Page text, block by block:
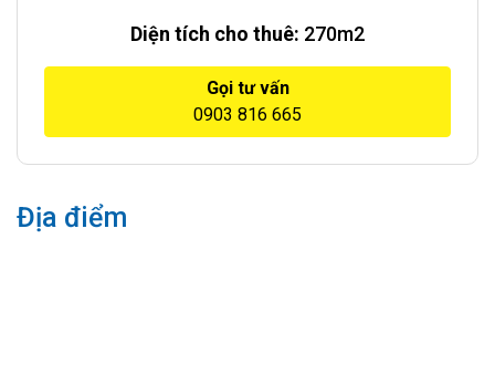
Diện tích cho thuê: 270m2
Gọi tư vấn
0903 816 665
Địa điểm